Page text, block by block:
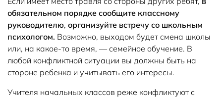
обязательном порядке сообщите классному
руководителю, организуйте встречу со школьным
психологом. Возможно, выходом будет смена школы
или, на какое-то время, — семейное обучение. В
любой конфликтной ситуации вы должны быть на
стороне ребенка и учитывать его интересы.
Учителя начальных классов реже конфликтуют с